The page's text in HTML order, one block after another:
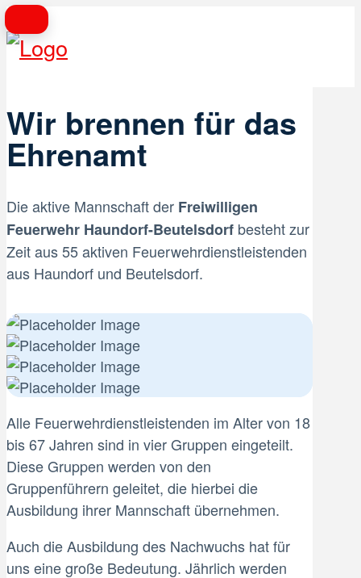
Wir brennen für das
Ehrenamt
Die aktive Mannschaft der Freiwilligen
Feuerwehr Haundorf-Beutelsdorf besteht zur
Zeit aus 55 aktiven Feuerwehrdienstleistenden
aus Haundorf und Beutelsdorf.
Alle Feuerwehrdienstleistenden im Alter von 18
bis 67 Jahren sind in vier Gruppen eingeteilt.
Diese Gruppen werden von den
Gruppenführern geleitet, die hierbei die
Ausbildung ihrer Mannschaft übernehmen.
Auch die Ausbildung des Nachwuchs hat für
uns eine große Bedeutung. Jährlich werden